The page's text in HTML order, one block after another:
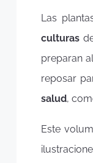
Las
culturas
preparan
reposar
salud,
Este